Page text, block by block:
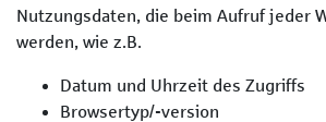
Nutzungsdaten, die beim Aufruf jeder
werden, wie z.B.
Datum und Uhrzeit des Zugriffs
Browsertyp/-version